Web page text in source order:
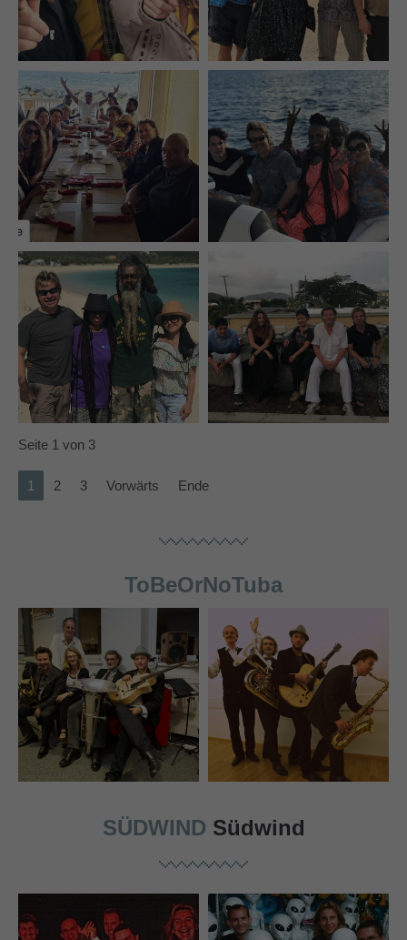
Seite 1 von 3
1 2 3 Vorwärts Ende
ToBeOrNoTuba
SÜDWIND Südwind